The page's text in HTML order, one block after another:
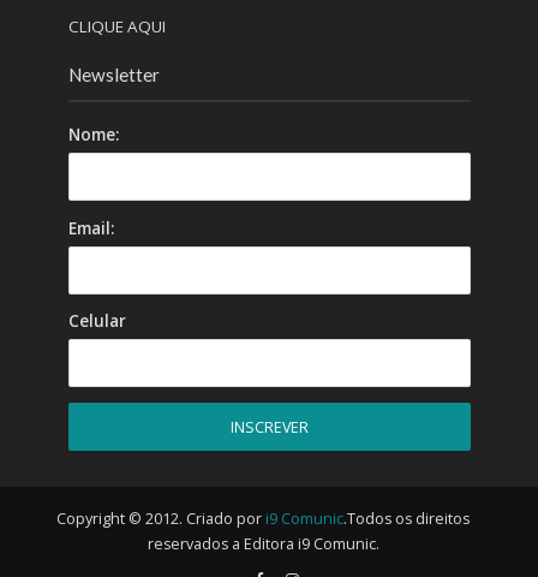
CLIQUE AQUI
Newsletter
Nome:
Email:
Celular
Copyright © 2012. Criado por i9 Comunic.Todos os direitos
reservados a Editora i9 Comunic.